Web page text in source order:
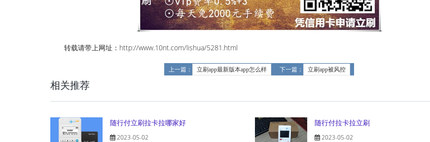
转载请带上网址：http://www.10nt.com/lishua/5281.html
上一篇： 立刷app最新版本app怎么样 下一篇： 立刷app被风控
相关推荐
随行付立刷拉卡拉哪家好
2023-05-02
随行付拉卡拉立刷
2023-05-02